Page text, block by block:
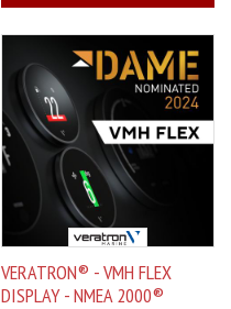
VERATRON® - VMH FLEX
DISPLAY - NMEA 2000®